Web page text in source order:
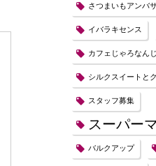
さつまいもアンバ
イバラキセンス
カフェじゃろなん
シルクスイートと
スタッフ募集
スーパー
バルクアップ